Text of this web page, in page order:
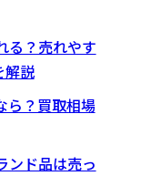
る？売れやす
解説
ら？買取相場
ンド品は売っ